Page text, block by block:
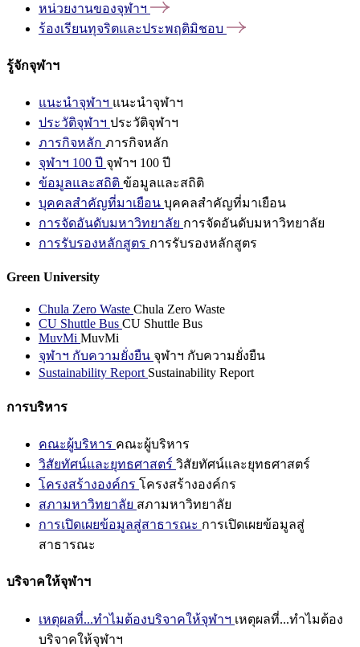
หน่วยงานของจุฬาฯ
ร้องเรียนทุจริตและประพฤติมิชอบ
รู้จักจุฬาฯ
แนะนำจุฬาฯ แนะนำจุฬาฯ
ประวัติจุฬาฯ ประวัติจุฬาฯ
ภารกิจหลัก ภารกิจหลัก
จุฬาฯ 100 ปี จุฬาฯ 100 ปี
ข้อมูลและสถิติ ข้อมูลและสถิติ
บุคคลสำคัญที่มาเยือน บุคคลสำคัญที่มาเยือน
การจัดอันดับมหาวิทยาลัย การจัดอันดับมหาวิทยาลัย
การรับรองหลักสูตร การรับรองหลักสูตร
Green University
Chula Zero Waste Chula Zero Waste
CU Shuttle Bus CU Shuttle Bus
MuvMi MuvMi
จุฬาฯ กับความยั่งยืน จุฬาฯ กับความยั่งยืน
Sustainability Report Sustainability Report
การบริหาร
คณะผู้บริหาร คณะผู้บริหาร
วิสัยทัศน์และยุทธศาสตร์ วิสัยทัศน์และยุทธศาสตร์
โครงสร้างองค์กร โครงสร้างองค์กร
สภามหาวิทยาลัย สภามหาวิทยาลัย
การเปิดเผยข้อมูลสู่สาธารณะ การเปิดเผยข้อมูลสู่
สาธารณะ
บริจาคให้จุฬาฯ
เหตุผลที่...ทำไมต้องบริจาคให้จุฬาฯ เหตุผลที่...ทำไมต้อง
บริจาคให้จุฬาฯ